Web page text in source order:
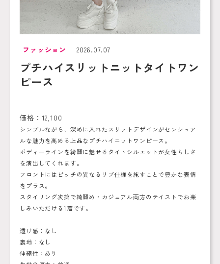
ファッション 2026.07.07
プチハイスリットニットタイトワン
ピース
価格：12,100
シンプルながら、深めに入れたスリットデザインがセンシュア
ルな魅力を高める上品なプチハイニットワンピース。
ボディーラインを綺麗に魅せるタイトシルエットが女性らしさ
を演出してくれます。
フロントにはピッチの異なるリブ仕様を施すことで豊かな表情
をプラス。
スタイリング次第で綺麗め・カジュアル両方のテイストでお楽
しみいただける1着です。
透け感：なし
裏地：なし
伸縮性：あり